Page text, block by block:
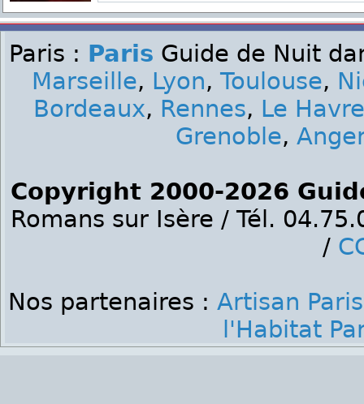
Paris : Paris Guide de Nuit
Marseille, Lyon, Toulouse,
Bordeaux, Rennes, Le Havre
Grenoble,
Copyright 2000-2026
Romans sur Isère / Tél.
/
Nos partenaires : Artisan Paris
l'Habitat